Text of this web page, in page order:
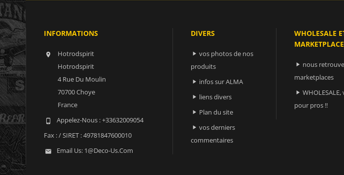
INFORMATIONS

Hotrodspirit
Hotrodspirit
4 Rue Du Moulin
70700 Choye
France
 Appelez-Nous :+33632009054
Fax :/ SIRET : 49781847600010
 Email Us: 1@deco-Us.com
DIVERS
 vos photos de nos
produits
 infos sur ALMA
 liens divers
 Plan du site
 vos derniers
commentaires
WHOLESALE
 nous
marketplaces

pour pros !!